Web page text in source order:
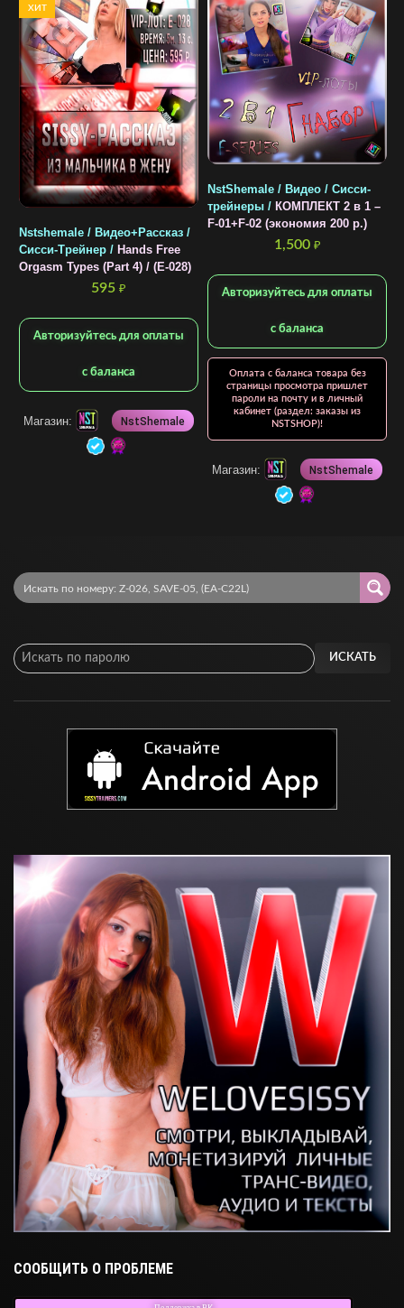
ХИТ
Nstshemale / Видео+Рассказ /
Сисси-Трейнер / Hands Free
Orgasm Types (Part 4) / (E-028)
595 ₽
Авторизуйтесь для оплаты
с баланса
Магазин: NstShemale
NstShemale / Видео / Сисси-
трейнеры / КОМПЛЕКТ 2 в 1 –
F-01+F-02 (экономия 200 р.)
1,500 ₽
Авторизуйтесь для оплаты
с баланса
Оплата с баланса товара без
страницы просмотра пришлет
пароли на почту и в личный
кабинет (раздел: заказы из
NSTSHOP)!
Магазин: NstShemale
ИСКАТЬ
СООБЩИТЬ О ПРОБЛЕМЕ